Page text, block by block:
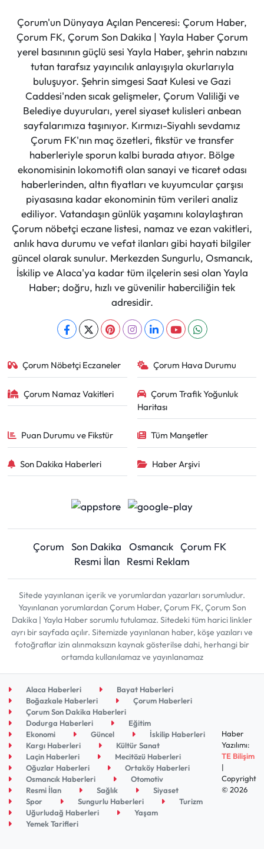
Çorum'un Dünyaya Açılan Penceresi: Çorum Haber,
Çorum FK, Çorum Son Dakika | Yayla Haber Çorum
yerel basınının güçlü sesi Yayla Haber, şehrin nabzını
tutan tarafsız yayıncılık anlayışıyla okurlarıyla
buluşuyor. Şehrin simgesi Saat Kulesi ve Gazi
Caddesi'nden sıcak gelişmeler, Çorum Valiliği ve
Belediye duyuruları, yerel siyaset kulisleri anbean
sayfalarımıza taşınıyor. Kırmızı-Siyahlı sevdamız
Çorum FK'nın maç özetleri, fikstür ve transfer
haberleriyle sporun kalbi burada atıyor. Bölge
ekonomisinin lokomotifi olan sanayi ve ticaret odası
haberlerinden, altın fiyatları ve kuyumcular çarşısı
piyasasına kadar ekonominin tüm verileri analiz
ediliyor. Vatandaşın günlük yaşamını kolaylaştıran
Çorum nöbetçi eczane listesi, namaz ve ezan vakitleri,
anlık hava durumu ve vefat ilanları gibi hayati bilgiler
güncel olarak sunulur. Merkezden Sungurlu, Osmancık,
İskilip ve Alaca'ya kadar tüm ilçelerin sesi olan Yayla
Haber; doğru, hızlı ve güvenilir haberciliğin tek
adresidir.
Çorum Nöbetçi Eczaneler Çorum Hava Durumu
Çorum Namaz Vakitleri
Çorum Trafik Yoğunluk
Haritası
Puan Durumu ve Fikstür Tüm Manşetler
Son Dakika Haberleri Haber Arşivi
Çorum Son Dakika Osmancık Çorum FK
Resmi İlan
Resmi Reklam
Sitede yayınlanan içerik ve yorumlardan yazarları sorumludur.
Yayınlanan yorumlardan Çorum Haber, Çorum FK, Çorum Son
Dakika | Yayla Haber sorumlu tutulamaz. Sitedeki tüm harici linkler
ayrı bir sayfada açılır. Sitemizde yayınlanan haber, köşe yazıları ve
fotoğraflar izin alınmaksızın kaynak gösterilse dahi, herhangi bir
ortamda kullanılamaz ve yayınlanamaz
Alaca Haberleri
Bayat Haberleri
Boğazkale Haberleri
Çorum Haberleri
Çorum Son Dakika Haberleri
Dodurga Haberleri
Eğitim
Ekonomi
Güncel
İskilip Haberleri
Kargı Haberleri
Kültür Sanat
Laçin Haberleri
Mecitözü Haberleri
Oğuzlar Haberleri
Ortaköy Haberleri
Osmancık Haberleri
Otomotiv
Resmi İlan
Sağlık
Siyaset
Spor
Sungurlu Haberleri
Turizm
Uğurludağ Haberleri
Yaşam
Yemek Tarifleri
Haber
Yazılımı:
TE Bilişim
|
Copyright
© 2026